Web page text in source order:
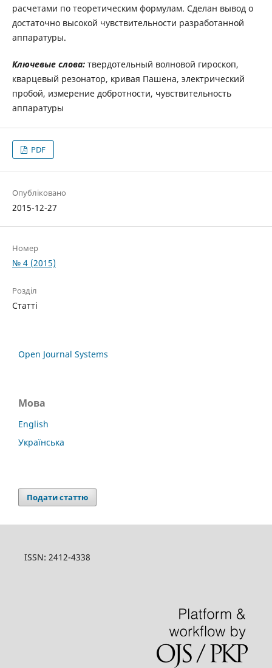
расчетами по теоретическим формулам. Сделан вывод о
достаточно высокой чувствительности разработанной
аппаратуры.
Ключевые слова:твердотельный волновой гироскоп,
кварцевый резонатор, кривая Пашена, электрический
пробой, измерение добротности, чувствительность
аппаратуры
PDF
Опубліковано
2015-12-27
Номер
№ 4 (2015)
Розділ
Статті
Open Journal Systems
Мова
English
Українська
Подати статтю
ISSN: 2412-4338